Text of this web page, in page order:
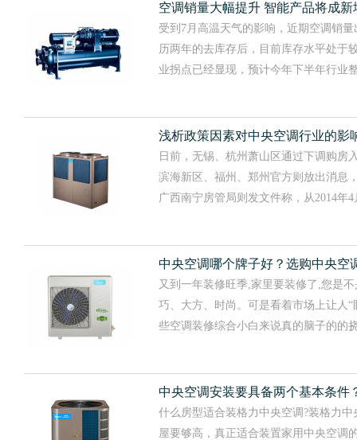
空调销量大幅提升 智能产品将成新
受到7月高温天气的影响，近期空调销
历两年的去库存后，目前库存水平处于
业拐点已经显现，预计今年下半年行业
浅析政策因素对中央空调行业的影
日前，无锡、杭州萧山区通过下调购房
滨海新区、福州、郑州官方则放出消息
广西南宁房管局则发文件称，从2014年4
中央空调哪个牌子好？选购中央空
又到一年装修旺季,家里要装修了,您是
巧、大方、时尚。可是看着市场上让人
些空调装修综合小白来说真的脑子的的
中央空调安装要具备两个基本条件
什么房型适合装格力中央空调?装格力
屋要够高，真正适合装置家用中央空调